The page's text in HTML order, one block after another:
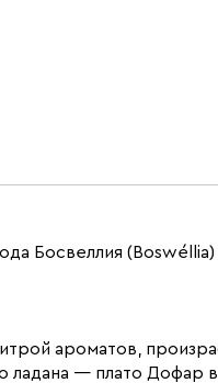
Босвеллия
ароматов,
ладана — плато Дофар